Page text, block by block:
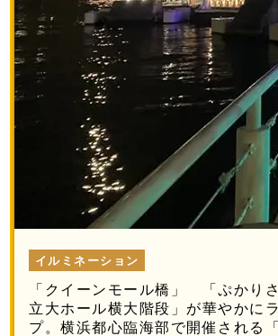
イルミネーション
「クイーンモール橋」 「ぷかり
立大ホール横大階段」が華やかに
プ。横浜都心臨海部で開催される